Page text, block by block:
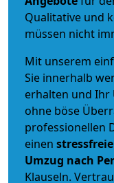
Qualitative und
müssen nicht
Mit unserem
Sie innerhalb
erhalten und Ihr
ohne böse
professionellen
einen
Umzug nach
Klauseln.